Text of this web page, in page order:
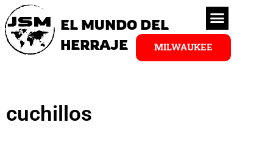
EL MUNDO DEL
HERRAJE
MILWAUKEE
cuchillos